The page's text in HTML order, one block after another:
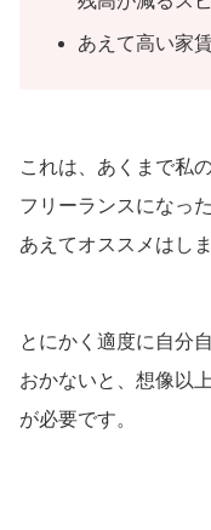
あえて高い家
これは、あくまで私
フリーランスになっ
あえてオススメはしま
とにかく適度に自分
おかないと、想像以
が必要です。